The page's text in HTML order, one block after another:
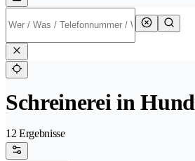
Schreinerei in
12 Ergebnisse